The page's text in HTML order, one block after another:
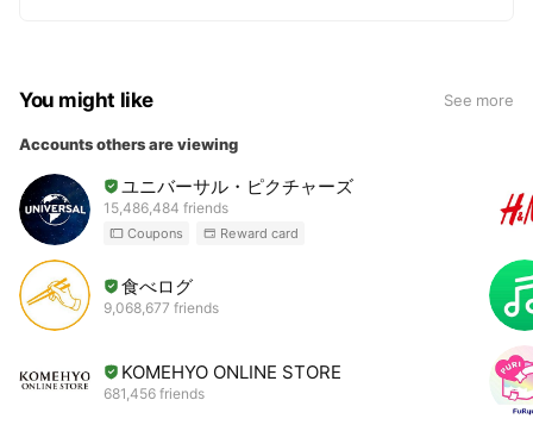
You might like See more
Accounts others are viewing
ユニバーサル・ピクチャーズ
15,486,484 friends
Coupons Reward card
食べログ
9,068,677 friends
KOMEHYO ONLINE STORE
681,456 friends